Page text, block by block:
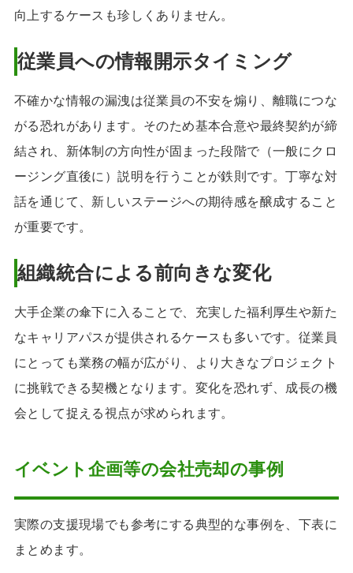
向上するケースも珍しくありません。
従業員への情報開示タイミング
不確かな情報の漏洩は従業員の不安を煽り、離職につな
がる恐れがあります。そのため基本合意や最終契約が締
結され、新体制の方向性が固まった段階で（一般にクロ
ージング直後に）説明を行うことが鉄則です。丁寧な対
話を通じて、新しいステージへの期待感を醸成すること
が重要です。
組織統合による前向きな変化
大手企業の傘下に入ることで、充実した福利厚生や新た
なキャリアパスが提供されるケースも多いです。従業員
にとっても業務の幅が広がり、より大きなプロジェクト
に挑戦できる契機となります。変化を恐れず、成長の機
会として捉える視点が求められます。
イベント企画等の会社売却の事例
実際の支援現場でも参考にする典型的な事例を、下表に
まとめます。